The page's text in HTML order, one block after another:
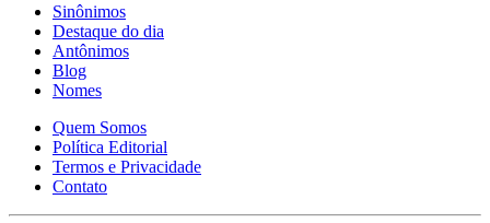
Sinônimos
Destaque do dia
Antônimos
Blog
Nomes
Quem Somos
Política Editorial
Termos e Privacidade
Contato